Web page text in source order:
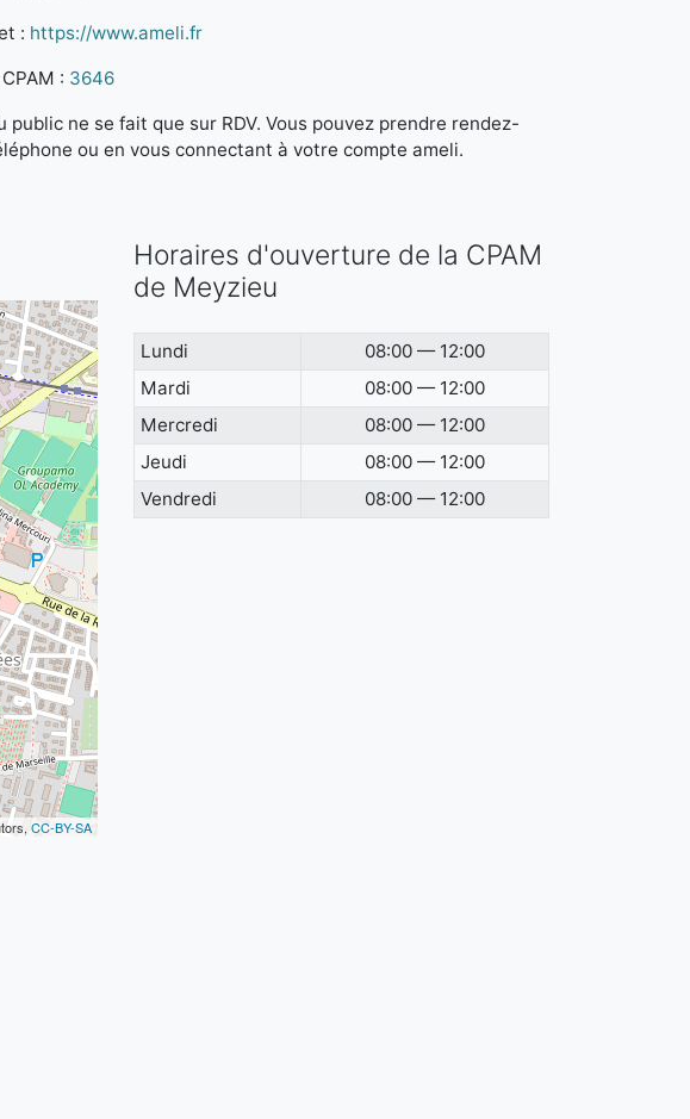
: https://www.ameli.fr
: 3646
public ne se fait que sur RDV. Vous pouvez prendre rendez-
ou en vous connectant à votre compte ameli.
CC-BY-SA
Horaires d'ouverture de la CPAM
de Meyzieu
Lundi
08:00 — 12:00
Mardi
08:00 — 12:00
Mercredi
08:00 — 12:00
Jeudi
08:00 — 12:00
Vendredi
08:00 — 12:00